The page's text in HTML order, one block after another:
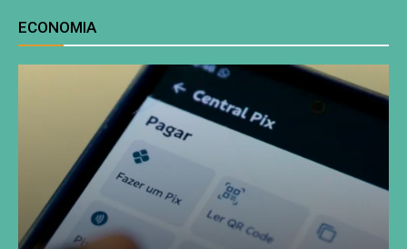
ECONOMIA